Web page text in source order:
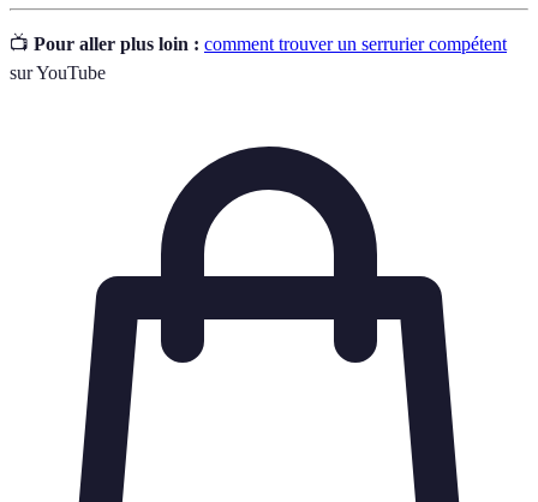
📺 Pour aller plus loin : comment trouver un serrurier compétent
sur YouTube